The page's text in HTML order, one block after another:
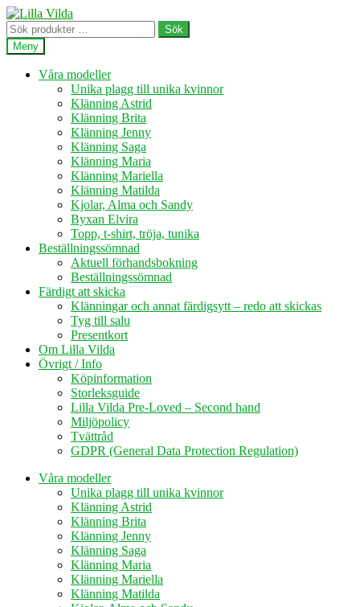
Hoppa
till
navigering
Hoppa
till
innehåll
Sök
efter:
Sök
Meny
Våra modeller
Unika plagg till unika kvinnor
Klänning Astrid
Klänning Brita
Klänning Jenny
Klänning Saga
Klänning Maria
Klänning Mariella
Klänning Matilda
Kjolar, Alma och Sandy
Byxan Elvira
Topp, t-shirt, tröja, tunika
Beställningssömnad
Aktuell förhandsbokning
Beställningssömnad
Färdigt att skicka
Klänningar och annat färdigsytt – redo att skickas
Tyg till salu
Presentkort
Om Lilla Vilda
Övrigt / Info
Köpinformation
Storleksguide
Lilla Vilda Pre-Loved – Second hand
Miljöpolicy
Tvättråd
GDPR (General Data Protection Regulation)
Våra modeller
Unika plagg till unika kvinnor
Klänning Astrid
Klänning Brita
Klänning Jenny
Klänning Saga
Klänning Maria
Klänning Mariella
Klänning Matilda